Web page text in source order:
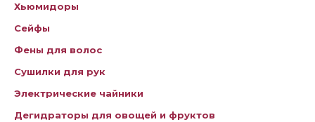
Хьюмидоры
Сейфы
Фены для волос
Сушилки для рук
Электрические чайники
Дегидраторы для овощей и фруктов